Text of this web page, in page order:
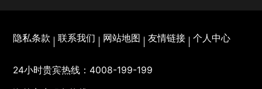
最大清扫宽度（m） 3.1
Pa）
隐私条款 联系我们 网站地图 友情链接 个人中心
24小时贵宾热线： 4008-199-199